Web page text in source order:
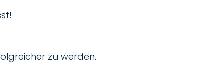
zu werden.